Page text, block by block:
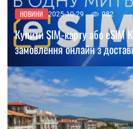
НОВИНИ 2025-10-29 982
Купити SIM-карту або eSIM
замовлення онлайн з